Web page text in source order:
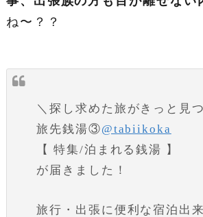
ね〜？？
＼探し求めた旅がきっと見
旅先銭湯③@tabiikoka
【 特集/泊まれる銭湯 】
が届きました！
旅行・出張に便利な宿泊出